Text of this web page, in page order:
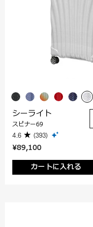
¥89,100
カートに入れる
シーライト
スピナー69
4.6 (393)